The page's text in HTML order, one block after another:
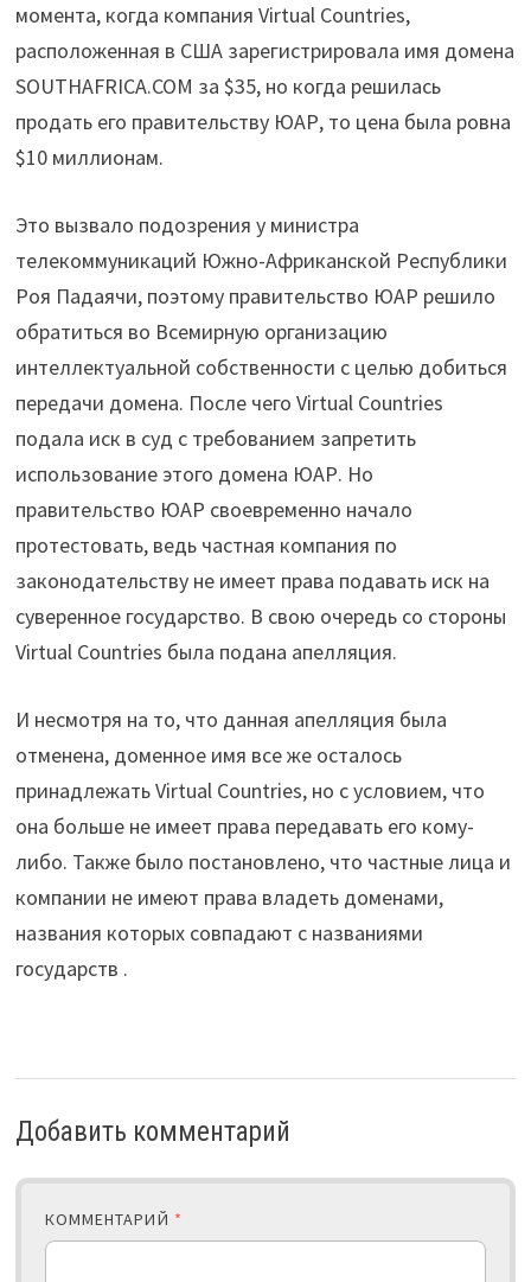
момента, когда компания Virtual Countries,
расположенная в США зарегистрировала имя домена
SOUTHAFRICA.COM за $35, но когда решилась
продать его правительству ЮАР, то цена была ровна
$10 миллионам.
Это вызвало подозрения у министра
телекоммуникаций Южно-Африканской Республики
Роя Падаячи, поэтому правительство ЮАР решило
обратиться во Всемирную организацию
интеллектуальной собственности с целью добиться
передачи домена. После чего Virtual Countries
подала иск в суд с требованием запретить
использование этого домена ЮАР. Но
правительство ЮАР своевременно начало
протестовать, ведь частная компания по
законодательству не имеет права подавать иск на
суверенное государство. В свою очередь со стороны
Virtual Countries была подана апелляция.
И несмотря на то, что данная апелляция была
отменена, доменное имя все же осталось
принадлежать Virtual Countries, но с условием, что
она больше не имеет права передавать его кому-
либо. Также было постановлено, что частные лица и
компании не имеют права владеть доменами,
названия которых совпадают с названиями
государств .
Добавить комментарий
КОММЕНТАРИЙ *